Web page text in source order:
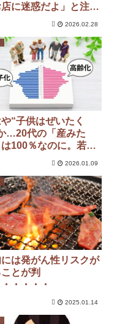
店に迷惑だよ」と注意
ルール上は問題な
「マナー違反」にな
ースとは
2026.02.28
や“子供はぜいたく
…20代の「産みた
100％なのに。若者
2026.01.09
は発がん性リスクが
とが判
・・・・
2025.01.14